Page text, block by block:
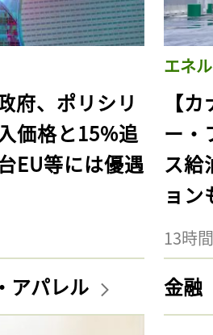
府、ポリシリ
価格と15%追
EU等には優遇
エネ
【
ー・
ス給
ョン
13時
アパレル 金融